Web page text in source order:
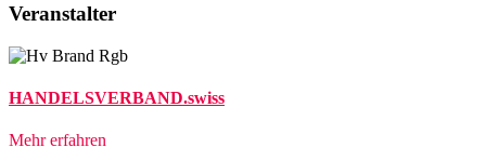
Veranstalter
HANDELSVERBAND.swiss
Mehr erfahren